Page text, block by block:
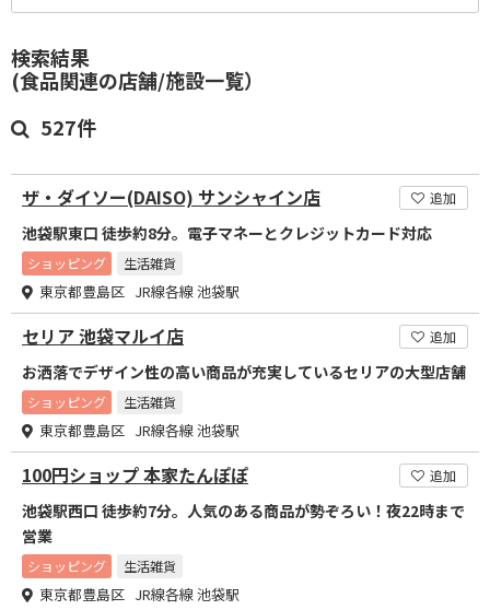
検索結果
(食品関連の店舗/施設一覧）
527件
ザ・ダイソー(DAISO) サンシャイン店 追加
池袋駅東口 徒歩約8分。電子マネーとクレジットカード対応
ショッピング 生活雑貨
東京都豊島区 JR線各線 池袋駅
セリア 池袋マルイ店 追加
お洒落でデザイン性の高い商品が充実しているセリアの大型店舗
ショッピング 生活雑貨
東京都豊島区 JR線各線 池袋駅
100円ショップ 本家たんぽぽ 追加
池袋駅西口 徒歩約7分。人気のある商品が勢ぞろい！夜22時まで
営業
ショッピング 生活雑貨
東京都豊島区 JR線各線 池袋駅